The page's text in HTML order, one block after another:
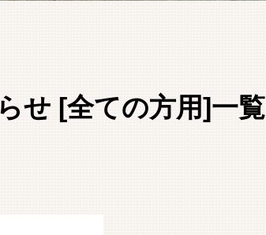
せ [全ての方用]一覧